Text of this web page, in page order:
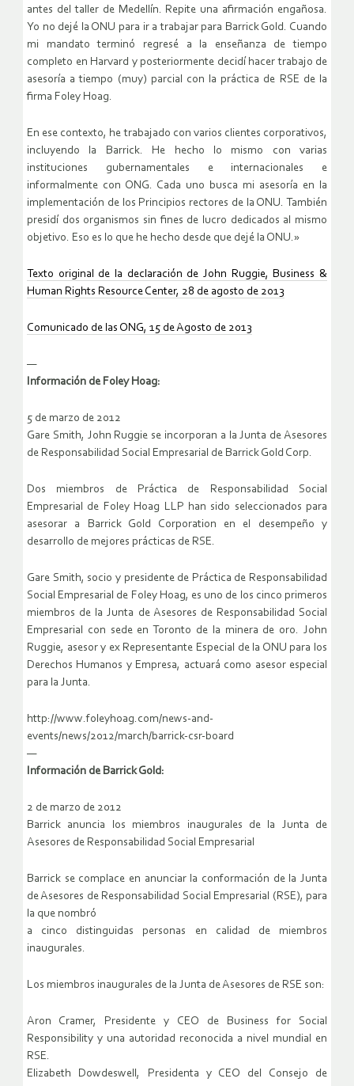
antes del taller de Medellín. Repite una afirmación engañosa.
Yo no dejé la ONU para ir a trabajar para Barrick Gold. Cuando
mi mandato terminó regresé a la enseñanza de tiempo
completo en Harvard y posteriormente decidí hacer trabajo de
asesoría a tiempo (muy) parcial con la práctica de RSE de la
firma Foley Hoag.
En ese contexto, he trabajado con varios clientes corporativos,
incluyendo la Barrick. He hecho lo mismo con varias
instituciones gubernamentales e internacionales e
informalmente con ONG. Cada uno busca mi asesoría en la
implementación de los Principios rectores de la ONU. También
presidí dos organismos sin fines de lucro dedicados al mismo
objetivo. Eso es lo que he hecho desde que dejé la ONU.»
Texto original de la declaración de John Ruggie, Business &
Human Rights Resource Center, 28 de agosto de 2013
Comunicado de las ONG, 15 de Agosto de 2013
—
Información de Foley Hoag:
5 de marzo de 2012
Gare Smith, John Ruggie se incorporan a la Junta de Asesores
de Responsabilidad Social Empresarial de Barrick Gold Corp.
Dos miembros de Práctica de Responsabilidad Social
Empresarial de Foley Hoag LLP han sido seleccionados para
asesorar a Barrick Gold Corporation en el desempeño y
desarrollo de mejores prácticas de RSE.
Gare Smith, socio y presidente de Práctica de Responsabilidad
Social Empresarial de Foley Hoag, es uno de los cinco primeros
miembros de la Junta de Asesores de Responsabilidad Social
Empresarial con sede en Toronto de la minera de oro. John
Ruggie, asesor y ex Representante Especial de la ONU para los
Derechos Humanos y Empresa, actuará como asesor especial
para la Junta.
http://www.foleyhoag.com/news-and-
events/news/2012/march/barrick-csr-board
—
Información de Barrick Gold:
2 de marzo de 2012
Barrick anuncia los miembros inaugurales de la Junta de
Asesores de Responsabilidad Social Empresarial
Barrick se complace en anunciar la conformación de la Junta
de Asesores de Responsabilidad Social Empresarial (RSE), para
la que nombró
a cinco distinguidas personas en calidad de miembros
inaugurales.
Los miembros inaugurales de la Junta de Asesores de RSE son:
Aron Cramer, Presidente y CEO de Business for Social
Responsibility y una autoridad reconocida a nivel mundial en
RSE.
Elizabeth Dowdeswell, Presidenta y CEO del Consejo de